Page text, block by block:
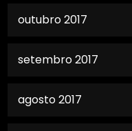
outubro 2017
setembro 2017
agosto 2017